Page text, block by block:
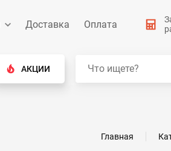
Доставка Оплата
АКЦИИ
Главная